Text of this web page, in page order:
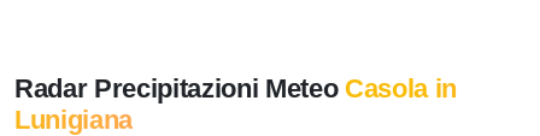
Radar Precipitazioni Meteo Casola in
Lunigiana